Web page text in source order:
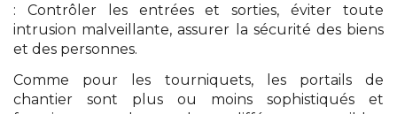
: Contrôler les entrées et sorties, éviter toute
intrusion malveillante, assurer la sécurité des biens
et des personnes.
Comme pour les tourniquets, les portails de
chantier sont plus ou moins sophistiqués et